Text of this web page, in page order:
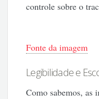
controle sobre o
Fonte da imagem
Legibilidade e
Como sabemos, as